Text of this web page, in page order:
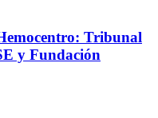
Tribunal
y Fundación